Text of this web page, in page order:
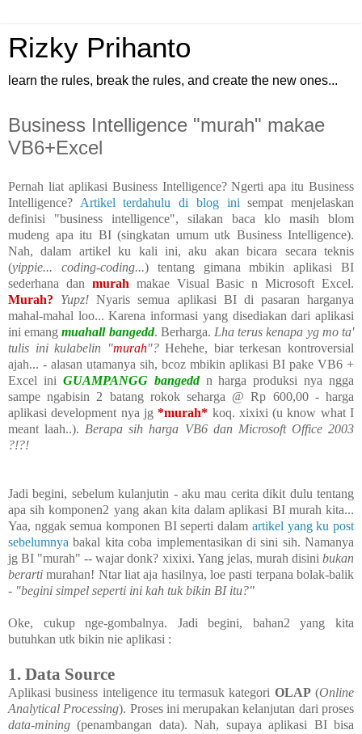
Rizky Prihanto
learn the rules, break the rules, and create the new ones...
Business Intelligence "murah" makae
VB6+Excel
Pernah liat aplikasi Business Intelligence? Ngerti apa itu Business
Intelligence? Artikel terdahulu di blog ini sempat menjelaskan
definisi "business intelligence", silakan baca klo masih blom
mudeng apa itu BI (singkatan umum utk Business Intelligence).
Nah, dalam artikel ku kali ini, aku akan bicara secara teknis
(yippie... coding-coding...) tentang gimana mbikin aplikasi BI
sederhana dan murah makae Visual Basic n Microsoft Excel.
Murah?
Yupz! Nyaris semua aplikasi BI di pasaran harganya
mahal-mahal loo... Karena informasi yang disediakan dari aplikasi
ini emangmuahall bangedd. Berharga. Lha terus kenapa yg mo ta'
tulis ini kulabelin "murah"?Hehehe, biar terkesan kontroversial
ajah... - alasan utamanya sih, bcoz mbikin aplikasi BI pake VB6 +
Excel ini GUAMPANGG bangeddn harga produksi nya ngga
sampe ngabisin 2 batang rokok seharga @ Rp 600,00 - harga
aplikasi development nya jg*murah* koq. xixixi (u know what I
meant laah..). Berapa sih harga VB6 dan Microsoft Office 2003
?!?!
Jadi begini, sebelum kulanjutin - aku mau cerita dikit dulu tentang
apa sih komponen2 yang akan kita dalam aplikasi BI murah kita...
Yaa, nggak semua komponen BI seperti dalam artikel yang ku post
sebelumnya bakal kita coba implementasikan di sini sih. Namanya
jg BI "murah" -- wajar donk? xixixi. Yang jelas, murah disini bukan
berarti murahan! Ntar liat aja hasilnya, loe pasti terpana bolak-balik
- "begini simpel seperti ini kah tuk bikin BI itu?"
Oke, cukup nge-gombalnya. Jadi begini, bahan2 yang kita
butuhkan utk bikin nie aplikasi :
1. Data Source
Aplikasi business inteligence itu termasuk kategori OLAP(Online
Analytical Processing). Proses ini merupakan kelanjutan dari proses
data-mining (penambangan data). Nah, supaya aplikasi BI bisa